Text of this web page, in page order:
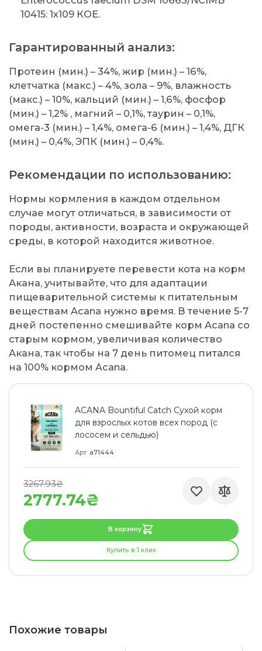
10415: 1x109 КОЕ.
Гарантированный анализ:
Протеин (мин.) – 34%, жир (мин.) – 16%,
клетчатка (макс.) – 4%, зола – 9%, влажность
(макс.) – 10%, кальций (мин.) – 1,6%, фосфор
(мин.) – 1,2% , магний – 0,1%, таурин – 0,1%,
омега-3 (мин.) – 1,4%, омега-6 (мин.) – 1,4%, ДГК
(мин.) – 0,4%, ЭПК (мин.) – 0,4%.
Рекомендации по использованию:
Нормы кормления в каждом отдельном
случае могут отличаться, в зависимости от
породы, активности, возраста и окружающей
среды, в которой находится животное.
Если вы планируете перевести кота на корм
Акана, учитывайте, что для адаптации
пищеварительной системы к питательным
веществам Acana нужно время. В течение 5-7
дней постепенно смешивайте корм Acana со
старым кормом, увеличивая количество
Акана, так чтобы на 7 день питомец питался
на 100% кормом Acana.
ACANA Bountiful Catch Сухой корм
для взрослых котов всех пород (с
лососем и сельдью)
Арт a71444
2777.74₴
3267.93₴
В корзину
Купить в 1 клик
Похожие товары